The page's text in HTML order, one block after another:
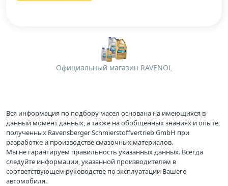
Официальный магазин RAVENOL
Вся информация по подбору масел основана на имеющихся в
данный момент данных, а также на обобщенных знаниях и опыте,
полученных Ravensberger Schmierstoffvertrieb GmbH при
разработке и производстве смазочных материалов.
Мы не гарантируем правильность указанных данных. Всегда
следуйте информации, указанной производителем в
соответствующем руководстве по эксплуатации Вашего
автомобиля.